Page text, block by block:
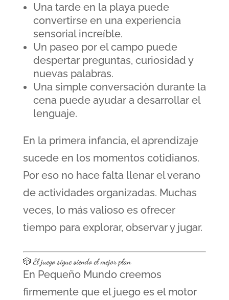
Una tarde en la playa puede
convertirse en una experiencia
sensorial increíble.
Un paseo por el campo puede
despertar preguntas, curiosidad y
nuevas palabras.
Una simple conversación durante la
cena puede ayudar a desarrollar el
lenguaje.
En la primera infancia, el aprendizaje
sucede en los momentos cotidianos.
Por eso no hace falta llenar el verano
de actividades organizadas. Muchas
veces, lo más valioso es ofrecer
tiempo para explorar, observar y jugar.
🎲 El juego sigue siendo el mejor plan
En Pequeño Mundo creemos
firmemente que el juego es el motor